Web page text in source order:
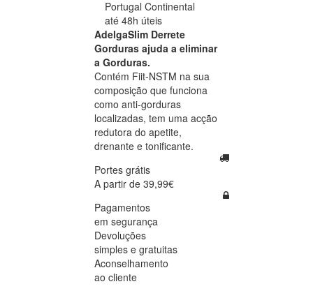
Portugal Continental
até 48h úteis
AdelgaSlim Derrete
Gorduras ajuda a eliminar
a Gorduras.
Contém Fiit-NSTM na sua
composição que funciona
como anti-gorduras
localizadas, tem uma acção
redutora do apetite,
drenante e tonificante.
Portes grátis
A partir de 39,99€
Pagamentos
em segurança
Devoluções
simples e gratuitas
Aconselhamento
ao cliente